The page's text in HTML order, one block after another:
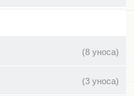
(8 уноса)
(3 уноса)